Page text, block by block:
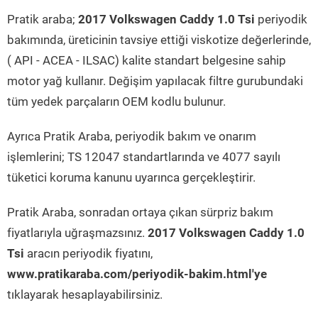
Pratik araba; 2017 Volkswagen Caddy 1.0 Tsi periyodik
bakımında, üreticinin tavsiye ettiği viskotize değerlerinde,
( API - ACEA - ILSAC) kalite standart belgesine sahip
motor yağ kullanır. Değişim yapılacak filtre gurubundaki
tüm yedek parçaların OEM kodlu bulunur.
Ayrıca Pratik Araba, periyodik bakım ve onarım
işlemlerini; TS 12047 standartlarında ve 4077 sayılı
tüketici koruma kanunu uyarınca gerçekleştirir.
Pratik Araba, sonradan ortaya çıkan sürpriz bakım
fiyatlarıyla uğraşmazsınız. 2017 Volkswagen Caddy 1.0
Tsi aracın periyodik fiyatını,
www.pratikaraba.com/periyodik-bakim.html'ye
tıklayarak hesaplayabilirsiniz.